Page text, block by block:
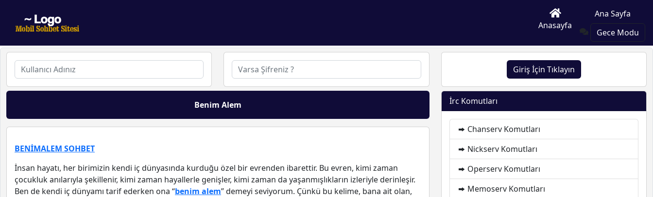
Anasayfa
Ana Sayfa
Gece Modu
Giriş İçin Tıklayın
Benim Alem
BENİMALEM SOHBET
İnsan hayatı, her birimizin kendi iç dünyasında kurduğu özel bir evrenden ibarettir. Bu evren, kimi zaman
çocukluk anılarıyla şekillenir, kimi zaman hayallerle genişler, kimi zaman da yaşanmışlıkların izleriyle derinleşir.
Ben de kendi iç dünyamı tarif ederken ona “benim alem” demeyi seviyorum. Çünkü bu kelime, bana ait olan,
İrc Komutları
Chanserv Komutları
Nickserv Komutları
Operserv Komutları
Memoserv Komutları